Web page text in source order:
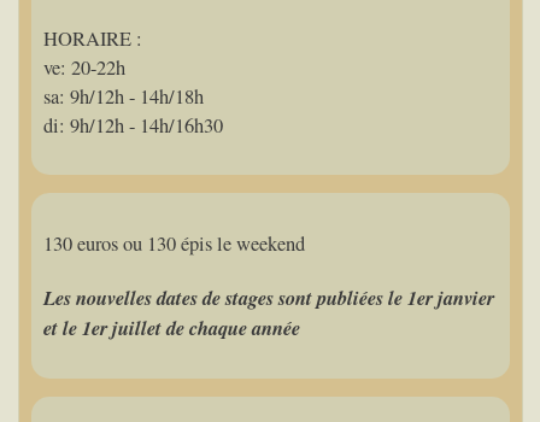
HORAIRE :
ve: 20-22h
sa: 9h/12h - 14h/18h
di: 9h/12h - 14h/16h30
130 euros ou 130 épis le weekend
Les nouvelles dates de stages sont publiées le 1er janvier
et le 1er juillet de chaque année